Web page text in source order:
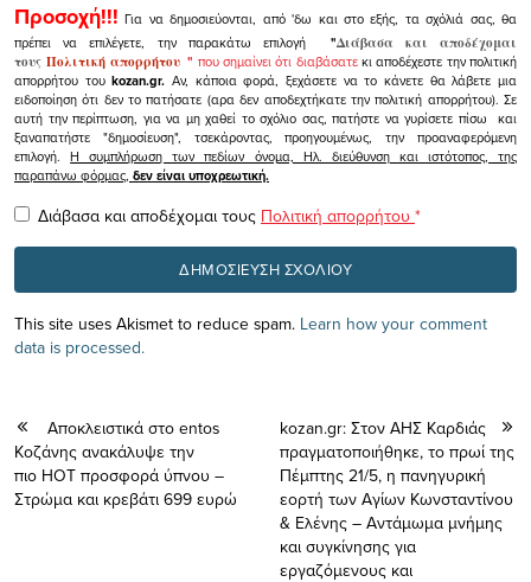
Προσοχή!!! Για να δημοσιεύονται, από 'δω και στο εξής, τα σχόλιά σας, θα
πρέπει να επιλέγετε, την παρακάτω επιλογή
"Διάβασα και αποδέχομαι
τουςΠολιτική απορρήτου" που σημαίνει ότι διαβάσατεκι αποδέχεστε την πολιτική
απορρήτου τουkozan.gr. Αν, κάποια φορά, ξεχάσετε να το κάνετε θα λάβετε μια
ειδοποίηση ότι δεν το πατήσατε (αρα δεν αποδεχτήκατε την πολιτική απορρήτου). Σε
αυτή την περίπτωση, για να μη χαθεί το σχόλιο σας, πατήστε να γυρίσετε πίσω και
ξαναπατήστε "δημοσίευση", τσεκάροντας, προηγουμένως, την προαναφερόμενη
επιλογή.Η συμπλήρωση των πεδίων όνομα, Ηλ. διεύθυνση και ιστότοπος, της
παραπάνω φόρμας, δεν είναι υποχρεωτική.
Διάβασα και αποδέχομαι τους Πολιτική απορρήτου *
This site uses Akismet to reduce spam. Learn how your comment
data is processed.
Αποκλειστικά στο entos
Κοζάνης ανακάλυψε την
πιο HOT προσφορά ύπνου –
Στρώμα και κρεβάτι 699 ευρώ
kozan.gr: Στον ΑΗΣ Καρδιάς
πραγματοποιήθηκε, το πρωί της
Πέμπτης 21/5, η πανηγυρική
εορτή των Αγίων Κωνσταντίνου
& Ελένης – Αντάμωμα μνήμης
και συγκίνησης για
εργαζόμενους και